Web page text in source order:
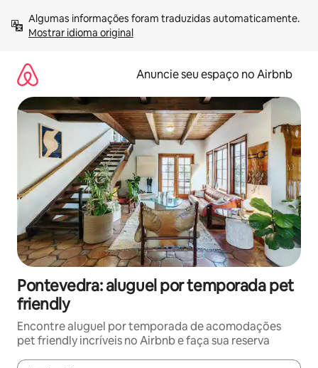
para
Mostrar idioma original
Anuncie seu espaço no Airbnb
Pontevedra: aluguel por temporada pet
friendly
Encontre aluguel por temporada de acomodações
pet friendly incríveis no Airbnb e faça sua reserva